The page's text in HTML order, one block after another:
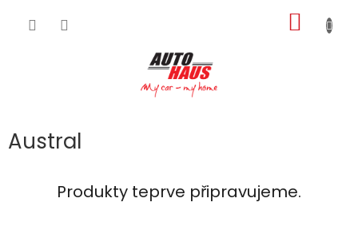
KOŠÍK
Austral
Produkty teprve připravujeme.